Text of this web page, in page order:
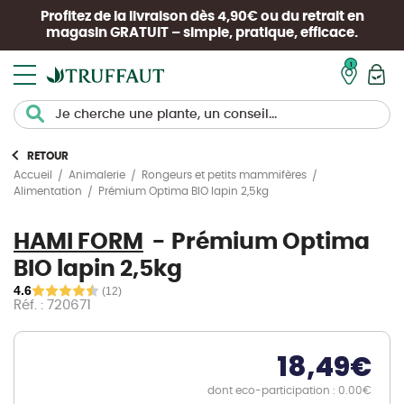
Profitez de la livraison dès 4,90€ ou du retrait en
magasin GRATUIT – simple, pratique, efficace.
RETOUR
Accueil
Animalerie
Rongeurs et petits mammifères
Alimentation
Prémium Optima BIO lapin 2,5kg
HAMI FORM
Prémium Optima
BIO lapin 2,5kg
4.6 (12)
Réf. : 720671
18,49€
dont eco-participation : 0.00€